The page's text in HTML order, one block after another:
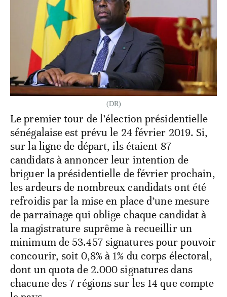
(DR)
Le premier tour de l’élection présidentielle
sénégalaise est prévu le 24 février 2019. Si,
sur la ligne de départ, ils étaient 87
candidats à annoncer leur intention de
briguer la présidentielle de février prochain,
les ardeurs de nombreux candidats ont été
refroidis par la mise en place d’une mesure
de parrainage qui oblige chaque candidat à
la magistrature suprême à recueillir un
minimum de 53.457 signatures pour pouvoir
concourir, soit 0,8% à 1% du corps électoral,
dont un quota de 2.000 signatures dans
chacune des 7 régions sur les 14 que compte